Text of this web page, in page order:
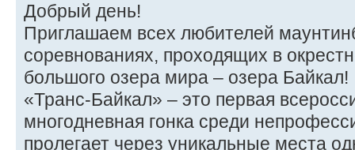
Добрый день!
Приглашаем всех любителей
соревнованиях, проходящих в
большого озера мира – озера Байкал!
«Транс-Байкал» – это первая
многодневная гонка среди
пролегает через уникальные места